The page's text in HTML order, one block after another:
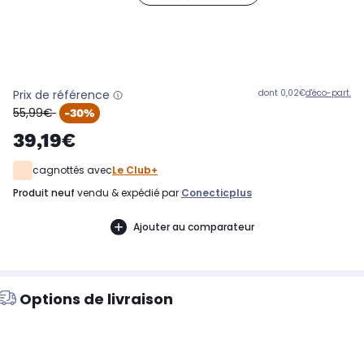
Prix de référence
oldPrice
55,99€ -30%
39,19€
dont 0,02€d'éco-part.
cagnottés avecLe Club+
produit neuf vendu & expédié par Conecticplus
Ajouter au comparateur
Options de livraison